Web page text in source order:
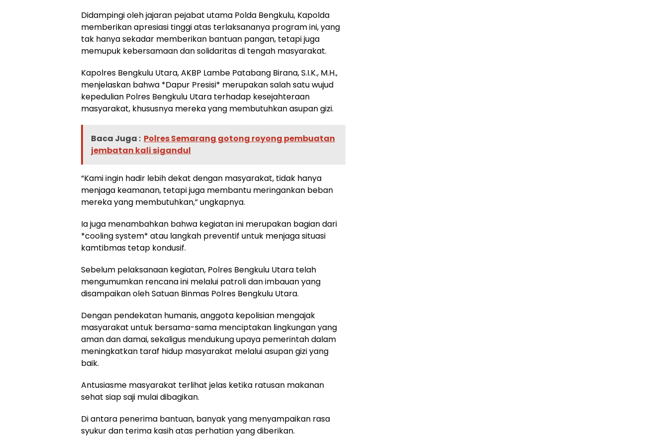
Didampingi oleh jajaran pejabat utama Polda Bengkulu, Kapolda
memberikan apresiasi tinggi atas terlaksananya program ini, yang
tak hanya sekadar memberikan bantuan pangan, tetapi juga
memupuk kebersamaan dan solidaritas di tengah masyarakat.
Kapolres Bengkulu Utara, AKBP Lambe Patabang Birana, S.I.K., M.H.,
menjelaskan bahwa *Dapur Presisi* merupakan salah satu wujud
kepedulian Polres Bengkulu Utara terhadap kesejahteraan
masyarakat, khususnya mereka yang membutuhkan asupan gizi.
Baca Juga : Polres Semarang gotong royong pembuatan
jembatan kali sigandul
“Kami ingin hadir lebih dekat dengan masyarakat, tidak hanya
menjaga keamanan, tetapi juga membantu meringankan beban
mereka yang membutuhkan,” ungkapnya.
Ia juga menambahkan bahwa kegiatan ini merupakan bagian dari
*cooling system* atau langkah preventif untuk menjaga situasi
kamtibmas tetap kondusif.
Sebelum pelaksanaan kegiatan, Polres Bengkulu Utara telah
mengumumkan rencana ini melalui patroli dan imbauan yang
disampaikan oleh Satuan Binmas Polres Bengkulu Utara.
Dengan pendekatan humanis, anggota kepolisian mengajak
masyarakat untuk bersama-sama menciptakan lingkungan yang
aman dan damai, sekaligus mendukung upaya pemerintah dalam
meningkatkan taraf hidup masyarakat melalui asupan gizi yang
baik.
Antusiasme masyarakat terlihat jelas ketika ratusan makanan
sehat siap saji mulai dibagikan.
Di antara penerima bantuan, banyak yang menyampaikan rasa
syukur dan terima kasih atas perhatian yang diberikan.